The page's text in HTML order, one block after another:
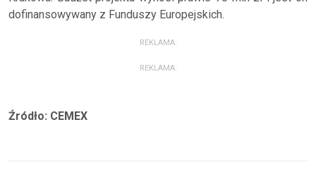
dofinansowywany z Funduszy Europejskich.
REKLAMA:
REKLAMA:
Źródło: CEMEX